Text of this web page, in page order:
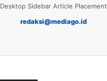
Desktop Sidebar Article Placement
redaksi@mediago.id